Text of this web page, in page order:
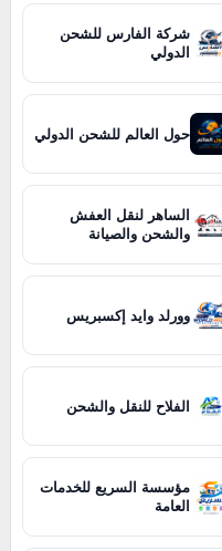
شركة الفارس للشحن
الدولي
حول العالم للشحن الدولي
الساهر لنقل العفش
والشحن والصيانة
وورلد وايد إكسبريس
الفلاح للنقل والشحن
مؤسسة السريع للخدمات
العامة